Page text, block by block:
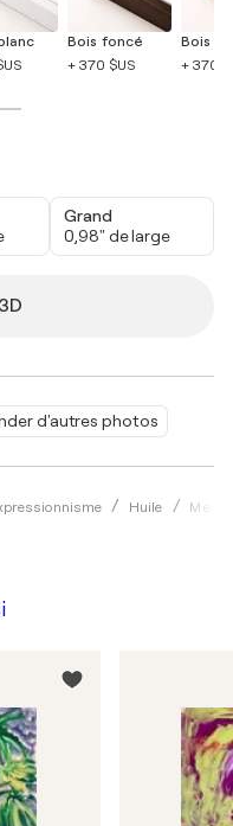
d'autres photos
Huile Mario
Bois foncé
+ 370 $US
Bois
+ 370
Grand
0,98" de large